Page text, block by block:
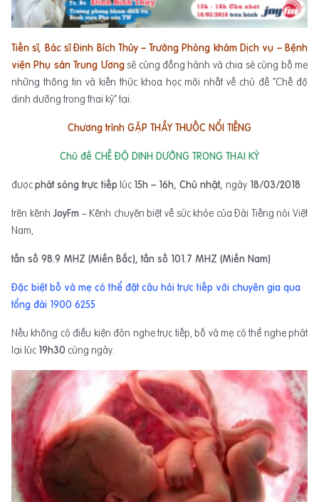
Tiến sĩ, Bác sĩ Đinh Bích Thủy – Trưởng Phòng khám Dịch vụ – Bệnh
viện Phụ sản Trung Ươngsẽ cùng đồng hành và chia sẻ cùng bố mẹ
những thông tin và kiến thức khoa học mới nhất về chủ đề “Chế độ
dinh dưỡng trong thai kỳ” tại:
Chương trình GẶP THẦY THUỐC NỔI TIẾNG
Chủ đề CHẾ ĐỘ DINH DƯỠNG TRONG THAI KỲ
đượcphát sóng trực tiếp lúc 15h – 16h, Chủ nhật, ngày 18/03/2018
trên kênh JoyFm – Kênh chuyên biệt về sức khỏe của Đài Tiếng nói Việt
Nam,
tần số 98.9 MHZ (Miền Bắc), tần số 101.7 MHZ (Miền Nam)
Đặc biệt bố và mẹ có thể đặt câu hỏi trực tiếp với chuyên gia qua
tổng đài 1900 6255
Nếu không có điều kiện đón nghe trực tiếp, bố và mẹ có thể nghe phát
lại lúc 19h30 cùng ngày.